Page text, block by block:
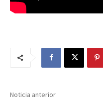
Noticia anterior